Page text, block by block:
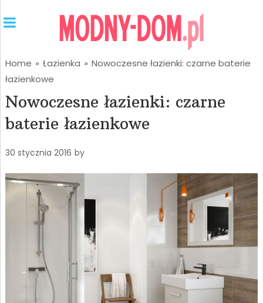
Home » Łazienka » Nowoczesne łazienki: czarne baterie
łazienkowe
Nowoczesne łazienki: czarne
baterie łazienkowe
30 stycznia 2016 by